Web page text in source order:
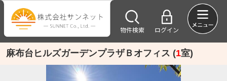
物件検索 ログイン
麻布台ヒルズガーデンプラザＢオフィス (1室)